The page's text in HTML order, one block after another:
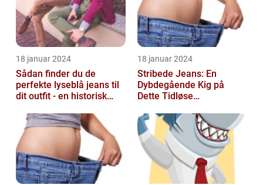
18 januar 2024
Sådan finder du de
perfekte lyseblå jeans til
dit outfit - en historisk
fash...
18 januar 2024
Stribede Jeans: En
Dybdegående Kig på
Dette Tidløse